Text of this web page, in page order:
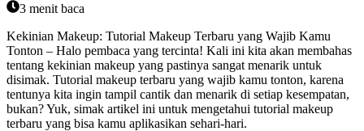
3 menit baca
Kekinian Makeup: Tutorial Makeup Terbaru yang Wajib Kamu
Tonton – Halo pembaca yang tercinta! Kali ini kita akan membahas
tentang kekinian makeup yang pastinya sangat menarik untuk
disimak. Tutorial makeup terbaru yang wajib kamu tonton, karena
tentunya kita ingin tampil cantik dan menarik di setiap kesempatan,
bukan? Yuk, simak artikel ini untuk mengetahui tutorial makeup
terbaru yang bisa kamu aplikasikan sehari-hari.